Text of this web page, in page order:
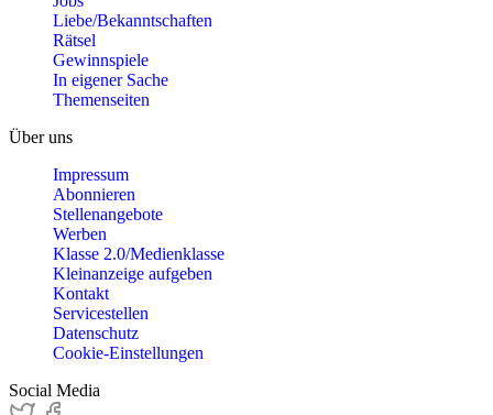
Liebe/Bekanntschaften
Rätsel
Gewinnspiele
In eigener Sache
Themenseiten
Über uns
Impressum
Abonnieren
Stellenangebote
Werben
Klasse 2.0/Medienklasse
Kleinanzeige aufgeben
Kontakt
Servicestellen
Datenschutz
Cookie-Einstellungen
Social Media